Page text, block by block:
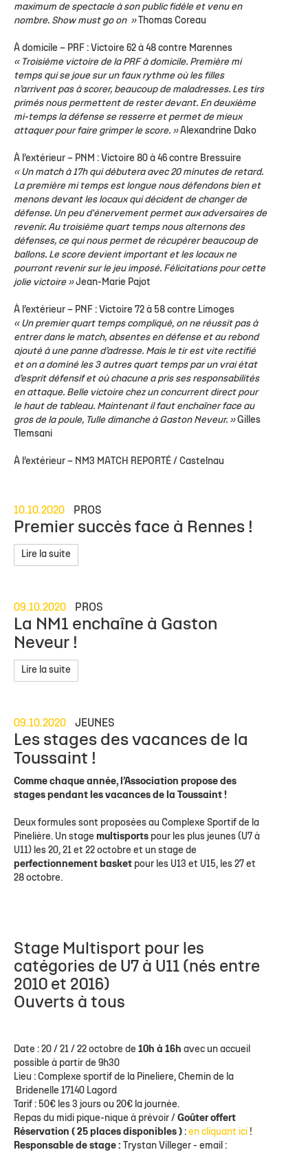
maximum de spectacle à son public fidèle et venu en
nombre. Show must go on »Thomas Coreau
À domicile – PRF : Victoire 62 à 48 contre Marennes
« Troisième victoire de la PRF à domicile. Première mi
temps qui se joue sur un faux rythme où les filles
n’arrivent pas à scorer, beaucoup de maladresses. Les tirs
primés nous permettent de rester devant. En deuxième
mi-temps la défense se resserre et permet de mieux
attaquer pour faire grimper le score. »Alexandrine Dako
À l’extérieur – PNM : Victoire 80 à 46 contre Bressuire
« Un match à 17h qui débutera avec 20 minutes de retard.
La première mi temps est longue nous défendons bien et
menons devant les locaux qui décident de changer de
défense. Un peu d'énervement permet aux adversaires de
revenir. Au troisième quart temps nous alternons des
défenses, ce qui nous permet de récupérer beaucoup de
ballons. Le score devient important et les locaux ne
pourront revenir sur le jeu imposé. Félicitations pour cette
jolie victoire »Jean-Marie Pajot
À l’extérieur – PNF : Victoire 72 à 58 contre Limoges
« Un premier quart temps compliqué, on ne réussit pas à
entrer dans le match, absentes en défense et au rebond
ajouté à une panne d’adresse. Mais le tir est vite rectifié
et on a dominé les 3 autres quart temps par un vrai état
d’esprit défensif et où chacune a pris ses responsabilités
en attaque. Belle victoire chez un concurrent direct pour
le haut de tableau. Maintenant il faut enchaîner face au
gros de la poule, Tulle dimanche à Gaston Neveur. »Gilles
Tlemsani
À l’extérieur – NM3 MATCH REPORTÉ / Castelnau
10.10.2020 PROS
Premier succès face à Rennes !
Lire la suite
09.10.2020 PROS
La NM1 enchaîne à Gaston
Neveur !
Lire la suite
09.10.2020 JEUNES
Les stages des vacances de la
Toussaint !
Comme chaque année, l’Association propose des
stages pendant les vacances de la Toussaint !
Deux formules sont proposées au Complexe Sportif de la
Pinelière. Un stage multisports pour les plus jeunes (U7 à
U11) les 20, 21 et 22 octobre et un stage de
perfectionnement basket pour les U13 et U15, les 27 et
28 octobre.
Stage Multisport pour les
catégories de U7 à U11 (nés entre
2010 et 2016)
Ouverts à tous
Date : 20 / 21 / 22 octobre de 10h à 16h avec un accueil
possible à partir de 9h30
Lieu : Complexe sportif de la Pineliere, Chemin de la
Bridenelle 17140 Lagord
Tarif : 50€ les 3 jours ou 20€ la journée.
Repas du midi pique-nique à prévoir / Goûter offert
Réservation ( 25 places disponibles ) : en cliquant ici !
Responsable de stage : Trystan Villeger - email :